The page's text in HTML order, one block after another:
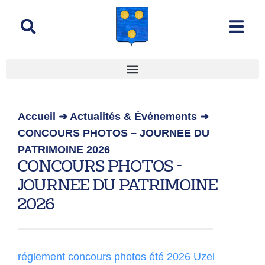
Accueil ➜ Actualités & Événements ➜
CONCOURS PHOTOS – JOURNEE DU
PATRIMOINE 2026
CONCOURS PHOTOS -
JOURNEE DU PATRIMOINE
2026
réglement concours photos été 2026 Uzel